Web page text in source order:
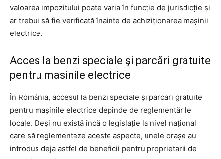
valoarea impozitului poate varia în funcție de jurisdicție și
ar trebui să fie verificată înainte de achiziționarea mașinii
electrice.
Acces la benzi speciale și parcări gratuite
pentru masinile electrice
În România, accesul la benzi speciale și parcări gratuite
pentru mașinile electrice depinde de reglementările
locale. Deși nu există încă o legislație la nivel național
care să reglementeze aceste aspecte, unele orașe au
introdus deja astfel de beneficii pentru proprietarii de